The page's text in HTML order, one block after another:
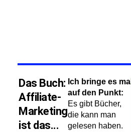
Das Buch:
Affiliate-
Marketing
ist das...
Ich bringe es mal
auf den Punkt:
Es gibt Bücher,
die kann man
gelesen haben.